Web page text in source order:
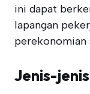
ini dapat
lapangan
perekonomian
Jenis-